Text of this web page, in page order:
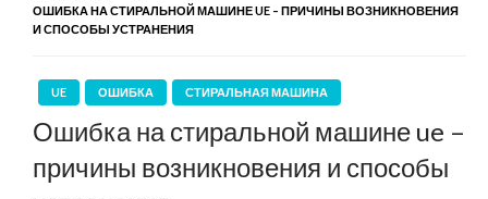
ОШИБКА НА СТИРАЛЬНОЙ МАШИНЕ UE – ПРИЧИНЫ ВОЗНИКНОВЕНИЯ
И СПОСОБЫ УСТРАНЕНИЯ
UE ОШИБКА СТИРАЛЬНАЯ МАШИНА
Ошибка на стиральной машине ue –
причины возникновения и способы